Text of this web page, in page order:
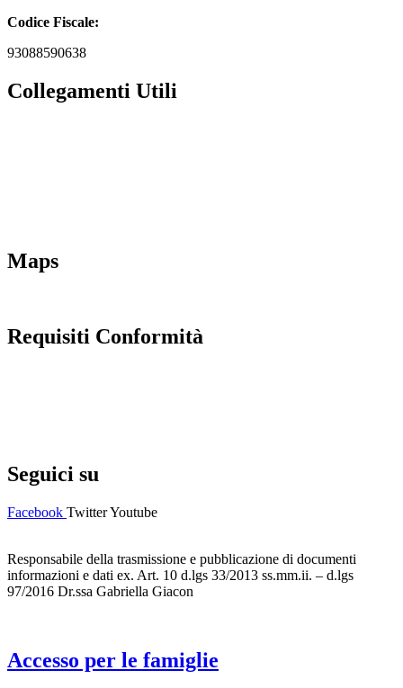
Codice Fiscale:
93088590638
Collegamenti Utili
Maps
Requisiti Conformità
Seguici su
Facebook TwitterYoutube
Responsabile della trasmissione e pubblicazione di documenti
informazioni e dati ex. Art. 10 d.lgs 33/2013 ss.mm.ii. – d.lgs
97/2016 Dr.ssa Gabriella Giacon
Accesso per le famiglie